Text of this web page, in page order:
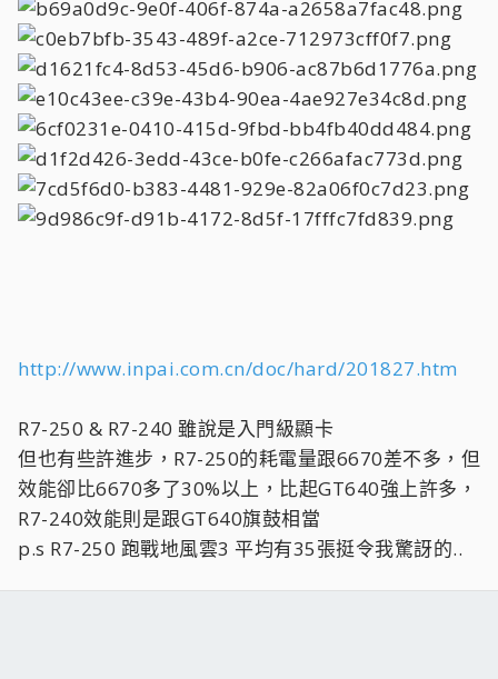
http://www.inpai.com.cn/doc/hard/201827.htm
R7-250 & R7-240 雖說是入門級顯卡
但也有些許進步，R7-250的耗電量跟6670差不多，但
效能卻比6670多了30%以上，比起GT640強上許多，
R7-240效能則是跟GT640旗鼓相當
p.s R7-250 跑戰地風雲3 平均有35張挺令我驚訝的..